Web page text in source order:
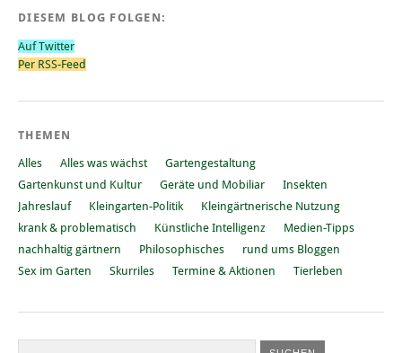
DIESEM BLOG FOLGEN:
Auf Twitter
Per RSS-Feed
THEMEN
Alles Alles was wächst
Gartengestaltung
Gartenkunst und Kultur
Geräte und Mobiliar
Insekten
Jahreslauf
Kleingarten-Politik
Kleingärtnerische Nutzung
krank & problematisch
Künstliche Intelligenz
Medien-Tipps
nachhaltig gärtnern
Philosophisches
rund ums Bloggen
Sex im Garten
Skurriles Termine & Aktionen Tierleben